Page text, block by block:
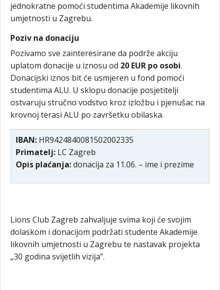
jednokratne pomoći studentima Akademije likovnih
umjetnosti u Zagrebu.
Poziv na donaciju
Pozivamo sve zainteresirane da podrže akciju
uplatom donacije u iznosu od 20 EUR po osobi.
Donacijski iznos bit će usmjeren u fond pomoći
studentima ALU. U sklopu donacije posjetitelji
ostvaruju stručno vodstvo kroz izložbu i pjenušac na
krovnoj terasi ALU po završetku obilaska.
IBAN: HR9424840081502002335
Primatelj: LC Zagreb
Opis plaćanja:donacija za 11.06. – ime i prezime
Lions Club Zagreb zahvaljuje svima koji će svojim
dolaskom i donacijom podržati studente Akademije
likovnih umjetnosti u Zagrebu te nastavak projekta
„30 godina svijetlih vizija”.